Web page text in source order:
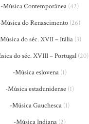
-Música Contemporânea(42)
do Renascimento (26)
do séc. XVII – Itália (3)
do séc. XVIII – Portugal (20)
-Música eslovena(1)
-Música estadunidense(1)
-Música Gauchesca(1)
-Música Indiana(2)